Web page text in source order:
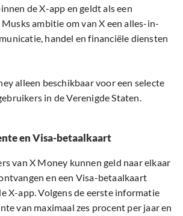
de X-app en geldt als een
ambitie om van X een alles-in-
handel en financiële diensten
alleen beschikbaar voor een selecte
in de Verenigde Staten.
en Visa-betaalkaart
van X Money kunnen geld naar elkaar
en een Visa-betaalkaart
X-app. Volgens de eerste informatie
van maximaal zes procent per jaar en